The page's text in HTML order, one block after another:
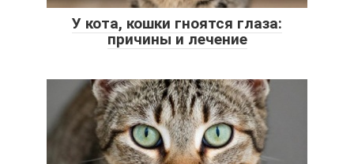
У кота, кошки гноятся глаза:
причины и лечение